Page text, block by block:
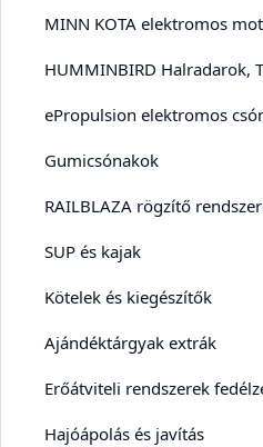
MINN KOTA elektromos
HUMMINBIRD Halradarok,
ePropulsion elektromos
Gumicsónakok
RAILBLAZA rögzítő
SUP és kajak
Kötelek és kiegészítők
Ajándéktárgyak extrák
Erőátviteli rendszerek
Hajóápolás és javítás